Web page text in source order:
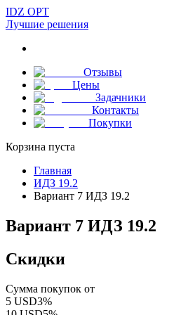
IDZ OPT
Лучшие решения
Отзывы
Цены
Задачники
Контакты
Покупки
Корзина пуста
Главная
ИДЗ 19.2
Вариант 7 ИДЗ 19.2
Вариант 7 ИДЗ 19.2
Скидки
Сумма покупок от
5 USD3%